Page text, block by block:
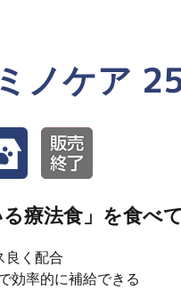
ノケア
る療法食」を食べ
良く配合
効率的に補給できる